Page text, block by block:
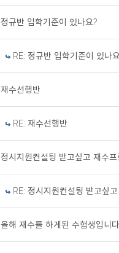
정규반 입학기준이 있나요?
RE: 정규반 입학기준이 있나
재수선행반
RE: 재수선행반
정시지원컨설팅 받고싶고 재수
RE: 정시지원컨설팅 받고싶
올해 재수를 하게된 수험생입니다.